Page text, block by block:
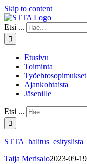
Skip to content
Etsi ...
Etusivu
Toiminta
Työehtosopimukset
Ajankohtaista
Jäsenille
Etsi ...
Taija Merisalo2023-09-